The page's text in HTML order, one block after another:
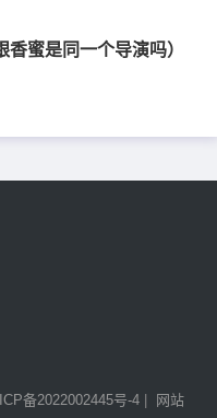
蜜是同一个导演吗）
备2022002445号-4|
网站